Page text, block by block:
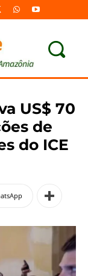
US$ 70
de
do ICE